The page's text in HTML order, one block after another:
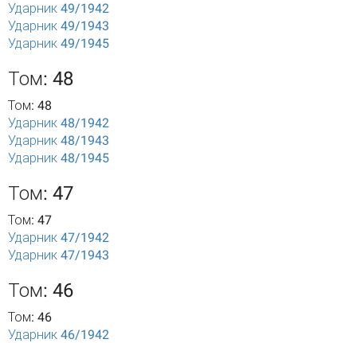
Ударник 49/1942
Ударник 49/1943
Ударник 49/1945
Том: 48
Том: 48
Ударник 48/1942
Ударник 48/1943
Ударник 48/1945
Том: 47
Том: 47
Ударник 47/1942
Ударник 47/1943
Том: 46
Том: 46
Ударник 46/1942